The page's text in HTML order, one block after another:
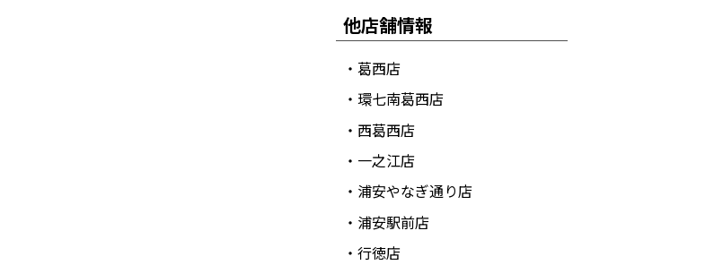
他店舗情報
・葛西店
・環七南葛西店
・西葛西店
・一之江店
・浦安やなぎ通り店
・浦安駅前店
・行徳店